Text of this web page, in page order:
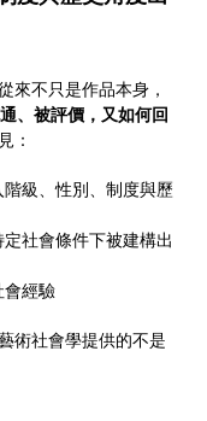
來不只是作品本身，
、被評價，又如何回
：
級、性別、制度與歷
社會條件下被建構出
會經驗
術社會學提供的不是